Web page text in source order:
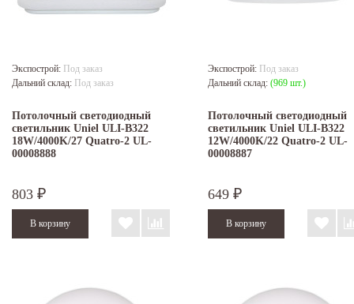
Экспострой: Под заказ
Дальний склад: Под заказ
Потолочный светодиодный
светильник Uniel ULI-B322
18W/4000K/27 Quatro-2 UL-
00008888
803 ₽
Экспострой: Под заказ
Дальний склад: (969 шт.)
Потолочный светодиодный
светильник Uniel ULI-B322
12W/4000K/22 Quatro-2 UL-
00008887
649 ₽